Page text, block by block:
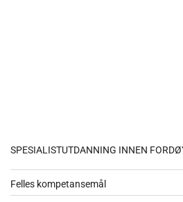
SPESIALISTUTDANNING INNEN
Felles kompetansemål